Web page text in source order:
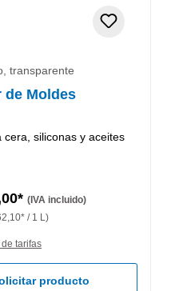
transparente
de Moldes
siliconas y aceites
(IVA incluido)
/ 1 L)
tarifas
producto